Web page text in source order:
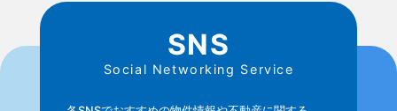
SNS
Social Networking Service